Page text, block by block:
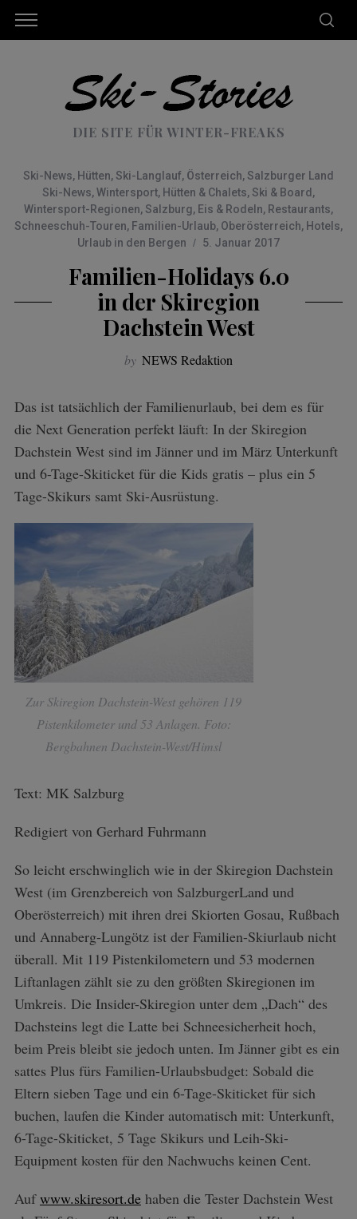
DIE SITE FÜR WINTER-FREAKS
Ski-News, Hütten, Ski-Langlauf, Österreich, Salzburger Land
Ski-News,Wintersport, Hütten & Chalets, Ski & Board ,
Wintersport-Regionen, Salzburg, Eis & Rodeln, Restaurants,
Schneeschuh-Touren, Familien-Urlaub, Oberösterreich, Hotels,
Urlaub in den Bergen
5. Januar 2017
Familien-Holidays 6.0
in der Skiregion
Dachstein West
by NEWS Redaktion
Das ist tatsächlich der Familienurlaub, bei dem es für
die Next Generation perfekt läuft: In der Skiregion
Dachstein West sind im Jänner und im März Unterkunft
und 6-Tage-Skiticket für die Kids gratis – plus ein 5
Tage-Skikurs samt Ski-Ausrüstung.
Zur Skiregion Dachstein-West gehören 119
Pistenkilometer und 53 Anlagen. Foto:
Bergbahnen Dachstein-West/Himsl
Text: MK Salzburg
Redigiert von Gerhard Fuhrmann
So leicht erschwinglich wie in der Skiregion Dachstein
West (im Grenzbereich von SalzburgerLand und
Oberösterreich) mit ihren drei Skiorten Gosau, Rußbach
und Annaberg-Lungötz ist der Familien-Skiurlaub nicht
überall. Mit 119 Pistenkilometern und 53 modernen
Liftanlagen zählt sie zu den größten Skiregionen im
Umkreis. Die Insider-Skiregion unter dem „Dach“ des
Dachsteins legt die Latte bei Schneesicherheit hoch,
beim Preis bleibt sie jedoch unten. Im Jänner gibt es ein
sattes Plus fürs Familien-Urlaubsbudget: Sobald die
Eltern sieben Tage und ein 6-Tage-Skiticket für sich
buchen, laufen die Kinder automatisch mit: Unterkunft,
6-Tage-Skiticket, 5 Tage Skikurs und Leih-Ski-
Equipment kosten für den Nachwuchs keinen Cent.
Aufwww.skiresort.dehaben die Tester Dachstein West